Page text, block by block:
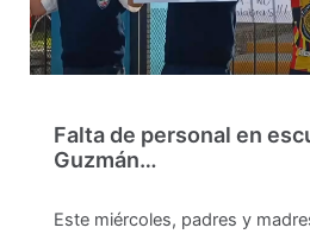
Falta de personal en
Guzmán…
Este miércoles, padres y